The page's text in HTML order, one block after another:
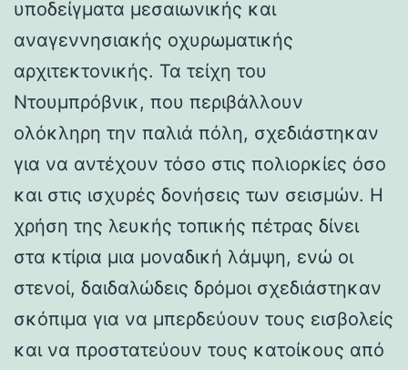
υποδείγματα μεσαιωνικής και
αναγεννησιακής οχυρωματικής
αρχιτεκτονικής. Τα τείχη του
Ντουμπρόβνικ, που περιβάλλουν
ολόκληρη την παλιά πόλη, σχεδιάστηκαν
για να αντέχουν τόσο στις πολιορκίες όσο
και στις ισχυρές δονήσεις των σεισμών. Η
χρήση της λευκής τοπικής πέτρας δίνει
στα κτίρια μια μοναδική λάμψη, ενώ οι
στενοί, δαιδαλώδεις δρόμοι σχεδιάστηκαν
σκόπιμα για να μπερδεύουν τους εισβολείς
και να προστατεύουν τους κατοίκους από